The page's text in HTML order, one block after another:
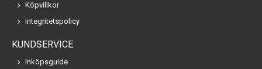
Köpvillkor
Integritetspolicy
KUNDSERVICE
Inköpsguide